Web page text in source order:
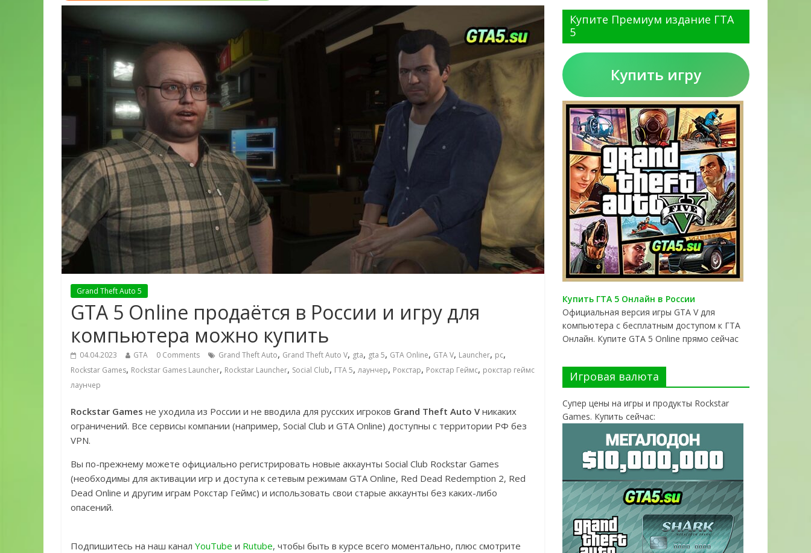
Grand Theft Auto 5
GTA 5 Online продаётся в России и игру для
компьютера можно купить
04.04.2023 GTA 0 Comments Grand Theft Auto, Grand Theft Auto V, gta, gta 5, GTA Online, GTA V, Launcher, pc,
Rockstar Games, Rockstar Games Launcher, Rockstar Launcher, Social Club, ГТА 5, лаунчер, Рокстар, Рокстар Геймс, рокстар геймс
лаунчер
Rockstar Games не уходила из России и не вводила для русских игроков Grand Theft Auto Vникаких
ограничений. Все сервисы компании (например, Social Club и GTA Online) доступны с территории РФ без
VPN.
Вы по-прежнему можете официально регистрировать новые аккаунты Social Club Rockstar Games
(необходимы для активации игр и доступа к сетевым режимам GTA Online, Red Dead Redemption 2, Red
Dead Online и другим играм Рокстар Геймс) и использовать свои старые аккаунты без каких-либо
опасений.
Подпишитесь на наш канал YouTube и Rutube, чтобы быть в курсе всего моментально, плюс смотрите
Купите Премиум издание ГТА
5
Купить игру
Купить ГТА 5 Онлайн в России
Официальная версия игры GTA V для
компьютера с бесплатным доступом к ГТА
Онлайн. Купите GTA 5 Online прямо сейчас
Игровая валюта
Супер цены на игры и продукты Rockstar
Games. Купить сейчас: